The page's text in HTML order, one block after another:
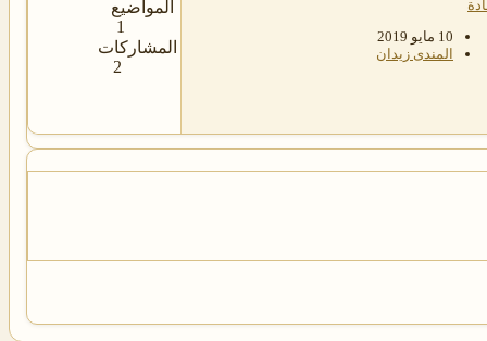
10 مايو 2019
المندى زيدان
المواضيع
1
المشاركات
2